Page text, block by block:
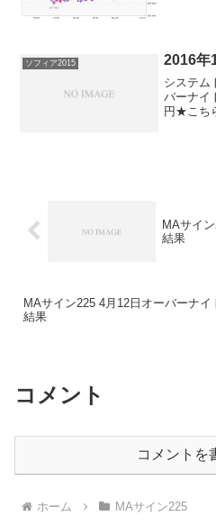
ロング...
ソフィア2015 2016年
システム
バーナイ
円★こち
MAサイ
結果
MAサイン225 4月12日オーバーナイ
結果
コメント
コメントを
ホーム MAサイン225